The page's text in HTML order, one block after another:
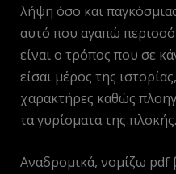
λήψη όσο και
αυτό που αγαπώ
είναι ο τρόπος που σε
είσαι μέρος της
χαρακτήρες καθώς
τα γυρίσματα της πλοκής.
Αναδρομικά, νομίζω pdf